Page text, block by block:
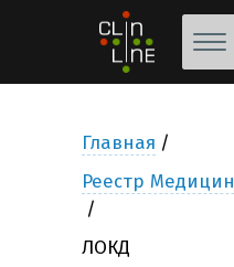
Главная
Реестр
ЛОКД